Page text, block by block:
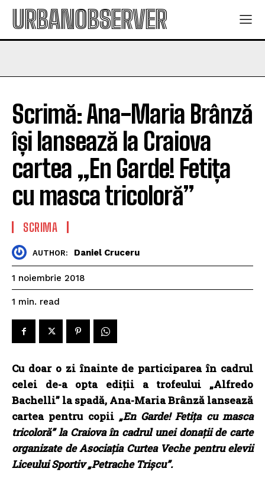
URBANOBSERVER
Scrimă: Ana-Maria Brânză
își lansează la Craiova
cartea „En Garde! Fetița
cu masca tricoloră”
SCRIMA
AUTHOR: Daniel Cruceru
1 noiembrie 2018
1 min. read
Cu doar o zi înainte de participarea în cadrul
celei de-a opta ediții a trofeului „Alfredo
Bachelli” la spadă, Ana-Maria Brânză lansează
cartea pentru copii „En Garde! Fetița cu masca
tricoloră” la Craiova în cadrul unei donații de carte
organizate de Asociația Curtea Veche pentru elevii
Liceului Sportiv „Petrache Trișcu”.